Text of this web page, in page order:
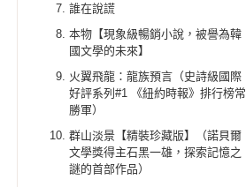
誰在說謊
本物【現象級暢銷小說，被譽為韓
國文學的未來】
火翼飛龍：龍族預言（史詩級國際
好評系列#1 《紐約時報》排行榜常
勝軍）
群山淡景【精裝珍藏版】（諾貝爾
文學獎得主石黑一雄，探索記憶之
謎的首部作品）